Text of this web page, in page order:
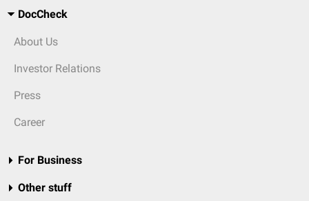
DocCheck
About Us
Investor Relations
Press
Career
For Business
Other stuff